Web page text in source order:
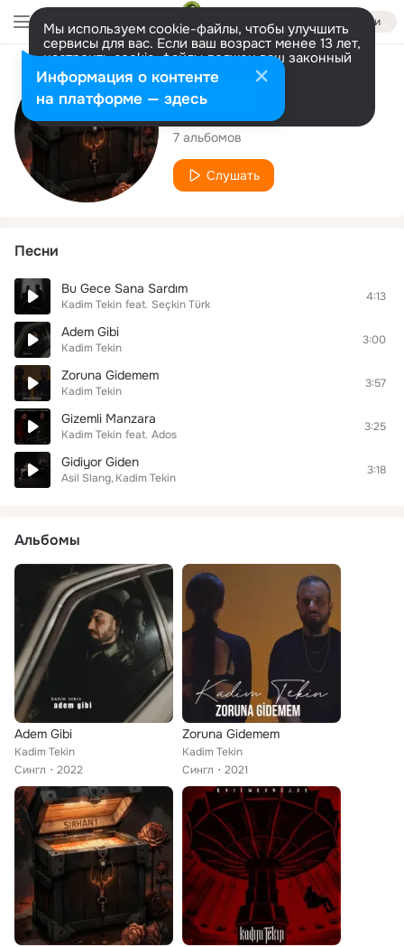
Войти
Мы используем cookie-файлы, чтобы улучшить
сервисы для вас. Если ваш возраст менее 13 лет,
настроить cookie-файлы должен ваш законный
представитель. Больше информации
Разрешить все Настроить
Исполнитель
Kadim Tekin
7 альбомов
Слушать
Песни
Bu Gece Sana Sardım
Kadim Tekin feat. Seçkin Türk
4:13
Adem Gibi
Kadim Tekin
3:00
Zoruna Gidemem
Kadim Tekin
3:57
Gizemli Manzara
Kadim Tekin feat. Ados
3:25
Gidiyor Giden
Asil Slang Kadim Tekin
3:18
Альбомы
Adem Gibi
Kadim Tekin
Сингл
2022
Zoruna Gidemem
Kadim Tekin
Сингл
2021
Информация о контенте
на платформе — здесь